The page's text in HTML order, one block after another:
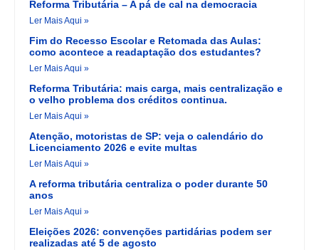
Reforma Tributária – A pá de cal na democracia
Ler Mais Aqui »
Fim do Recesso Escolar e Retomada das Aulas:
como acontece a readaptação dos estudantes?
Ler Mais Aqui »
Reforma Tributária: mais carga, mais centralização e
o velho problema dos créditos continua.
Ler Mais Aqui »
Atenção, motoristas de SP: veja o calendário do
Licenciamento 2026 e evite multas
Ler Mais Aqui »
A reforma tributária centraliza o poder durante 50
anos
Ler Mais Aqui »
Eleições 2026: convenções partidárias podem ser
realizadas até 5 de agosto